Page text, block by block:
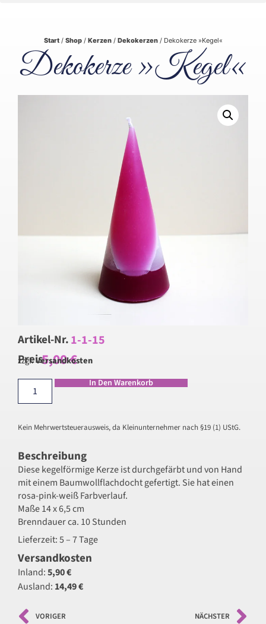
Start/ Shop/ Kerzen/ Dekokerzen/ Dekokerze »Kegel«
Dekokerze »Kegel«
Artikel-Nr.1-1-15
Preis5,00€
zzgl.Versandkosten
In Den Warenkorb
Kein Mehrwertsteuerausweis, da Kleinunternehmer nach §19 (1) UStG.
Beschreibung
Diese kegelförmige Kerze ist durchgefärbt und von Hand
mit einem Baumwollflachdocht gefertigt. Sie hat einen
rosa-pink-weiß Farbverlauf.
Maße 14 x 6,5 cm
Brenndauer ca. 10 Stunden
Lieferzeit: 5 – 7 Tage
Versandkosten
Inland:5,90 €
Ausland: 14,49 €
VORIGER NÄCHSTER